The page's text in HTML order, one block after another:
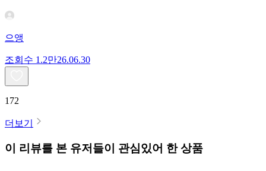
으앵
조회수 1.2만26.06.30
172
더보기
이 리뷰를 본 유저들이 관심있어 한 상품